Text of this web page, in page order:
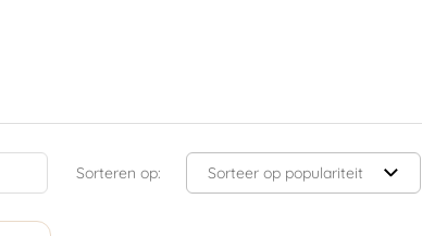
Sorteren op: